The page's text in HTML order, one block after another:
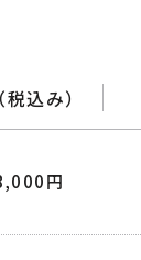
込み）
円